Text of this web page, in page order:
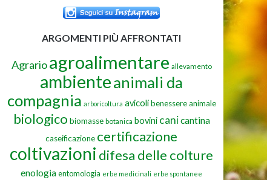
ARGOMENTI PIÙ AFFRONTATI
Agrario agroalimentare allevamento
ambienteanimali da
compagnia arboricoltura avicoli benessere animale
biologico biomasse botanica bovini canicantina
caseificazione certificazione
coltivazioni difesa delle colture
enologiaentomologia erbe medicinali erbe spontanee